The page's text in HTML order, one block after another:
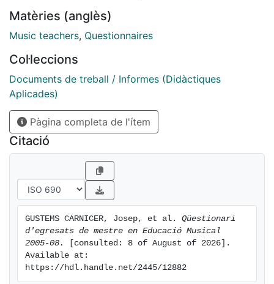
Matèries (anglès)
Music teachers, Questionnaires
Col·leccions
Documents de treball / Informes (Didàctiques
Aplicades)
Pàgina completa de l'ítem
Citació
GUSTEMS CARNICER, Josep, et al. Qüestionari
d'egresats de mestre en Educació Musical
2005-08.
[consulted: 8 of August of 2026].
Available at:
https://hdl.handle.net/2445/12882